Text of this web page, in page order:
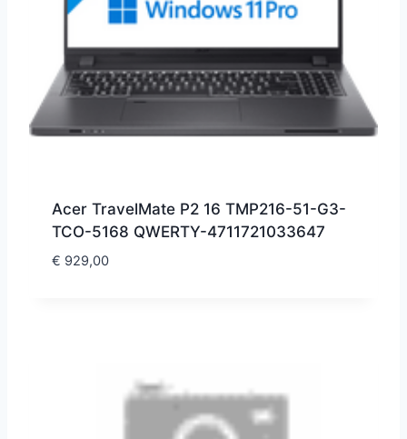
Acer TravelMate P2 16 TMP216-51-G3-
TCO-5168 QWERTY-4711721033647
€ 929,00